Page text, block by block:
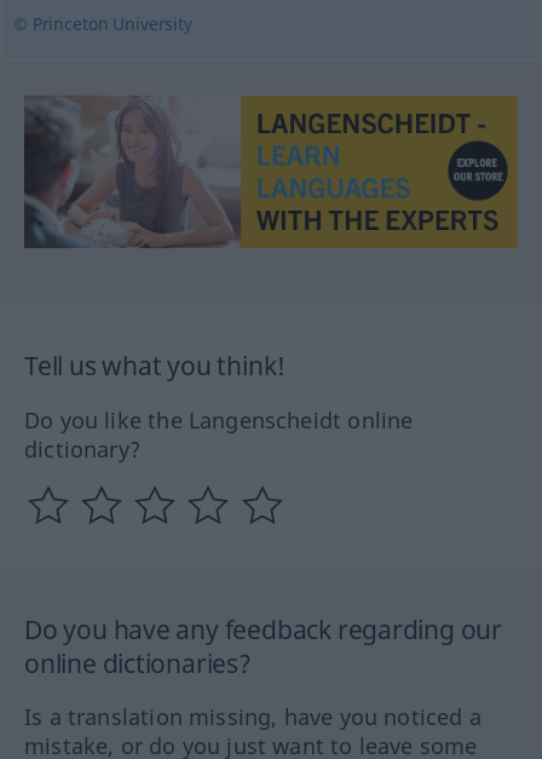
© Princeton University
Tell us what you think!
Do you like the Langenscheidt online
dictionary?
Do you have any feedback regarding our
online dictionaries?
Is a translation missing, have you noticed a
mistake, or do you just want to leave some